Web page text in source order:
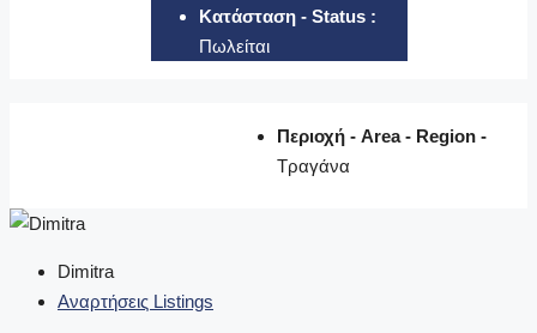
Κατάσταση - Status :
Πωλείται
Περιοχή - Area - Region -
Τραγάνα
Dimitra
Αναρτήσεις Listings